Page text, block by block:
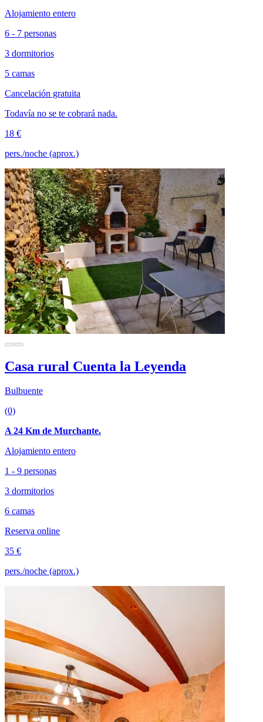
Alojamiento entero
6 - 7 personas
3 dormitorios
5 camas
Cancelación gratuita
Todavía no se te cobrará nada.
18 €
pers./noche (aprox.)
Casa rural Cuenta la Leyenda
Bulbuente
(0)
A 24 Km de Murchante.
Alojamiento entero
1 - 9 personas
3 dormitorios
6 camas
Reserva online
35 €
pers./noche (aprox.)